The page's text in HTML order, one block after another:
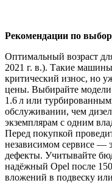
Рекомендации по
Оптимальный возраст
2021 г. в.). Такие
критический износ, но
цены. Выбирайте
1.6 л или
обслуживании, чем
экземплярам с одним
Перед покупкой
независимом сервисе —
дефекты. Учитывайте
надёжный Opel после
вложений в подвеску